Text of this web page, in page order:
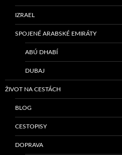
IZRAEL
SPOJENÉ ARABSKÉ EMIRÁTY
ABÚ DHABÍ
DUBAJ
ŽIVOT NA CESTÁCH
BLOG
CESTOPISY
DOPRAVA